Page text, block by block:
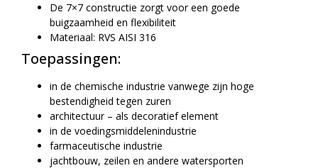
De 7×7 constructie zorgt voor een goede
buigzaamheid en flexibiliteit
Materiaal: RVS AISI 316
Toepassingen:
in de chemische industrie vanwege zijn hoge
bestendigheid tegen zuren
architectuur – als decoratief element
in de voedingsmiddelenindustrie
farmaceutische industrie
jachtbouw, zeilen en andere watersporten